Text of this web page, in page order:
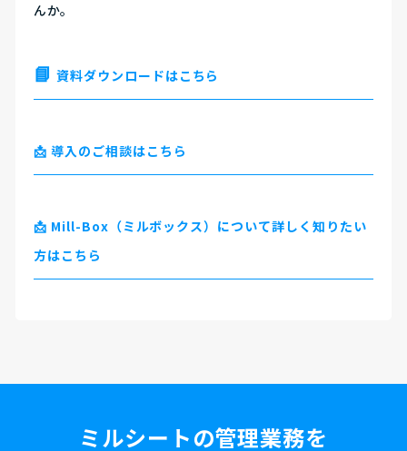
んか。
📘 資料ダウンロードはこちら
📩 導入のご相談はこちら
📩 Mill-Box（ミルボックス）について詳しく知りたい
方はこちら
ミルシートの管理業務を